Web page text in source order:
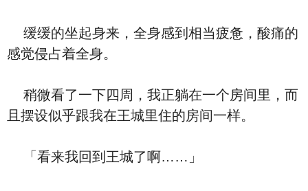
缓缓的坐起身来，全身感到相当疲惫，酸痛的
感觉侵占着全身。
稍微看了一下四周，我正躺在一个房间里，而
且摆设似乎跟我在王城里住的房间一样。
「看来我回到王城了啊……」